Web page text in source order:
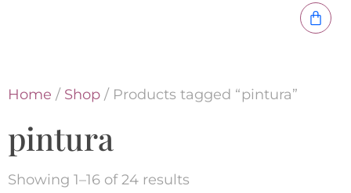
Home / Shop / Products tagged “pintura”
pintura
Showing 1–16 of 24 results